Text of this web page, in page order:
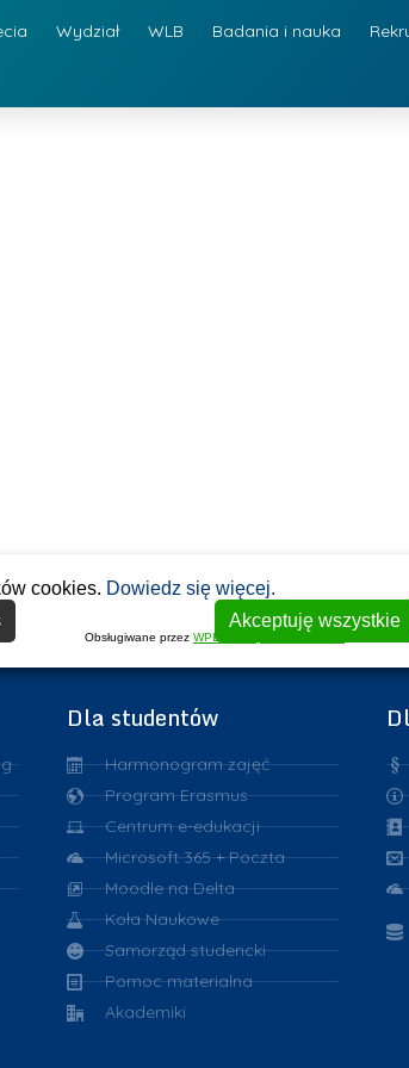
Wydział WLB Badania i nauka
Dla studentów
Harmonogram zajęć
Program Erasmus
Centrum e-edukacji
Microsoft 365 + Poczta
Moodle na Delta
Koła Naukowe
Samorząd studencki
Pomoc materialna
Akademiki
cookies. Dowiedz się więcej.
Akceptuję wszystkie
Obsługiwane przez WPLP Compliance Platform